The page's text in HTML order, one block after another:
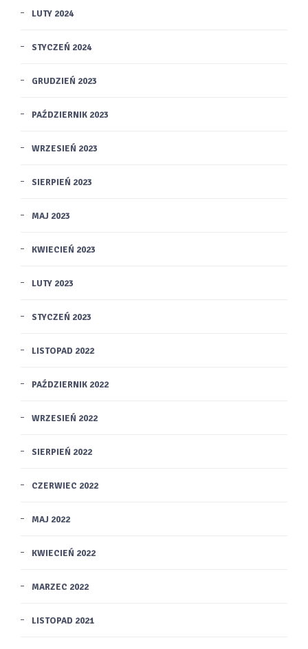
LUTY 2024
STYCZEŃ 2024
GRUDZIEŃ 2023
PAŹDZIERNIK 2023
WRZESIEŃ 2023
SIERPIEŃ 2023
MAJ 2023
KWIECIEŃ 2023
LUTY 2023
STYCZEŃ 2023
LISTOPAD 2022
PAŹDZIERNIK 2022
WRZESIEŃ 2022
SIERPIEŃ 2022
CZERWIEC 2022
MAJ 2022
KWIECIEŃ 2022
MARZEC 2022
LISTOPAD 2021